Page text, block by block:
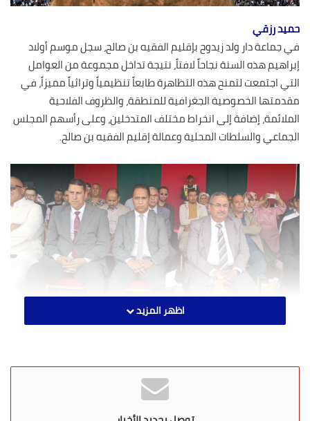
حميد رزقي
في جماعة دار ولد زيدوح بإقليم الفقيه بن صالح، سجل موسم أولاد
إبراهيم هذه السنة نجاحاً لافتاً، نتيجة تداخل مجموعة من العوامل
التي اجتمعت لتمنح هذه التظاهرة طابعاً تنظيمياً وتراثياً مميزاً، في
مقدمتها الخصوصية الجغرافية للمنطقة، والظروف الفلاحية
الملائمة، إضافة إلى انخراط مختلف المتدخلين، وعلى رأسهم المجلس
الجماعي والسلطات المحلية وعمالة إقليم الفقيه بن صالح.
اظهر المزيد